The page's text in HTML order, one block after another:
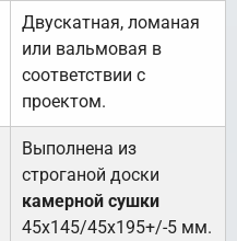
Двускатная, ломаная
или вальмовая в
соответствии с
проектом.
Выполнена из
строганой доски
камерной сушки
45х145/45х195+/-5 мм.